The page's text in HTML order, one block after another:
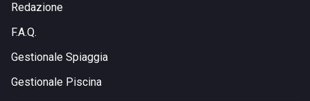
Redazione
F.A.Q.
Gestionale Spiaggia
Gestionale Piscina